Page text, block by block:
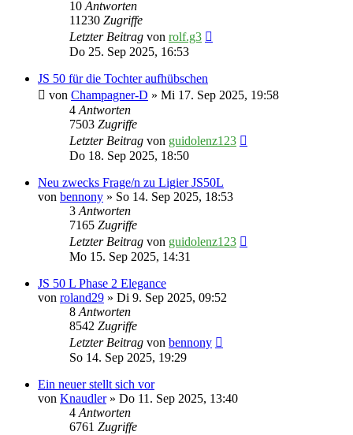
10Antworten
11230 Zugriffe
Letzter Beitrag von rolf.g3
Do 25. Sep 2025, 16:53
JS 50 für die Tochter aufhübschen
von Champagner-D » Mi 17. Sep 2025, 19:58
4Antworten
7503 Zugriffe
Letzter Beitrag von guidolenz123
Do 18. Sep 2025, 18:50
Neu zwecks Frage/n zu Ligier JS50L
von bennony » So 14. Sep 2025, 18:53
3Antworten
7165 Zugriffe
Letzter Beitrag von guidolenz123
Mo 15. Sep 2025, 14:31
JS 50 L Phase 2 Elegance
von roland29 » Di 9. Sep 2025, 09:52
8Antworten
8542 Zugriffe
Letzter Beitrag von bennony
So 14. Sep 2025, 19:29
Ein neuer stellt sich vor
von Knaudler» Do 11. Sep 2025, 13:40
4Antworten
6761 Zugriffe